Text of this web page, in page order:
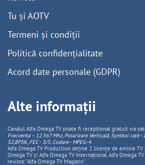
Tu și AOTV
Termeni și condiții
Politică confidențialitate
Acord date personale (GDPR)
Alte informații
Canalul Alfa Omega TV poate fi recepționat gratuit via
Frecventa – 12.567 Mhz, PolarizareVerticală, Symbol rate -
S2,8PSK, FEC - 3/5, Codare - MPEG-4.
Alfa Omega TV Production deține 2 licențe de emisie
Omega TV și Alfa Omega TV Internațional. Alfa Omega
revista: "Alfa Omega TV Magazin".